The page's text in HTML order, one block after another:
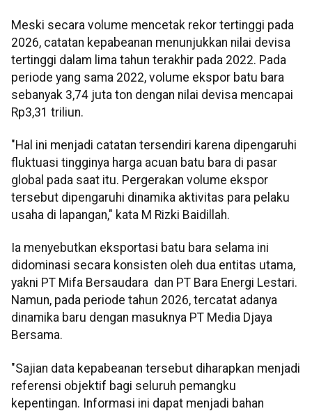
Meski secara volume mencetak rekor tertinggi pada
2026, catatan kepabeanan menunjukkan nilai devisa
tertinggi dalam lima tahun terakhir pada 2022. Pada
periode yang sama 2022, volume ekspor batu bara
sebanyak 3,74 juta ton dengan nilai devisa mencapai
Rp3,31 triliun.
"Hal ini menjadi catatan tersendiri karena dipengaruhi
fluktuasi tingginya harga acuan batu bara di pasar
global pada saat itu. Pergerakan volume ekspor
tersebut dipengaruhi dinamika aktivitas para pelaku
usaha di lapangan," kata M Rizki Baidillah.
Ia menyebutkan eksportasi batu bara selama ini
didominasi secara konsisten oleh dua entitas utama,
yakni PT Mifa Bersaudara dan PT Bara Energi Lestari.
Namun, pada periode tahun 2026, tercatat adanya
dinamika baru dengan masuknya PT Media Djaya
Bersama.
"Sajian data kepabeanan tersebut diharapkan menjadi
referensi objektif bagi seluruh pemangku
kepentingan. Informasi ini dapat menjadi bahan